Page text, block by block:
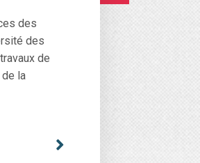
des
des
de
la